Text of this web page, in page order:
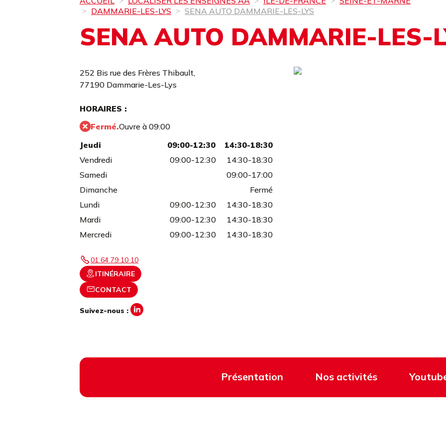
DAMMARIE-LES-LYS
SENA AUTO DAMMARIE-LES-LYS
SENA AUTO DAMMARIE-LES-
252 Bis rue des Frères Thibault,
77190 Dammarie-Les-Lys
HORAIRES :
Fermé.Ouvre à 09:00
Jeudi
09:00-12:30
14:30-18:30
Vendredi
09:00-12:30
14:30-18:30
Samedi
09:00-17:00
Dimanche
Fermé
Lundi
09:00-12:30
14:30-18:30
Mardi
09:00-12:30
14:30-18:30
Mercredi
09:00-12:30 14:30-18:30
01 64 79 10 10
ITINÉRAIRE
CONTACT
Suivez-nous :
Présentation Nos activités